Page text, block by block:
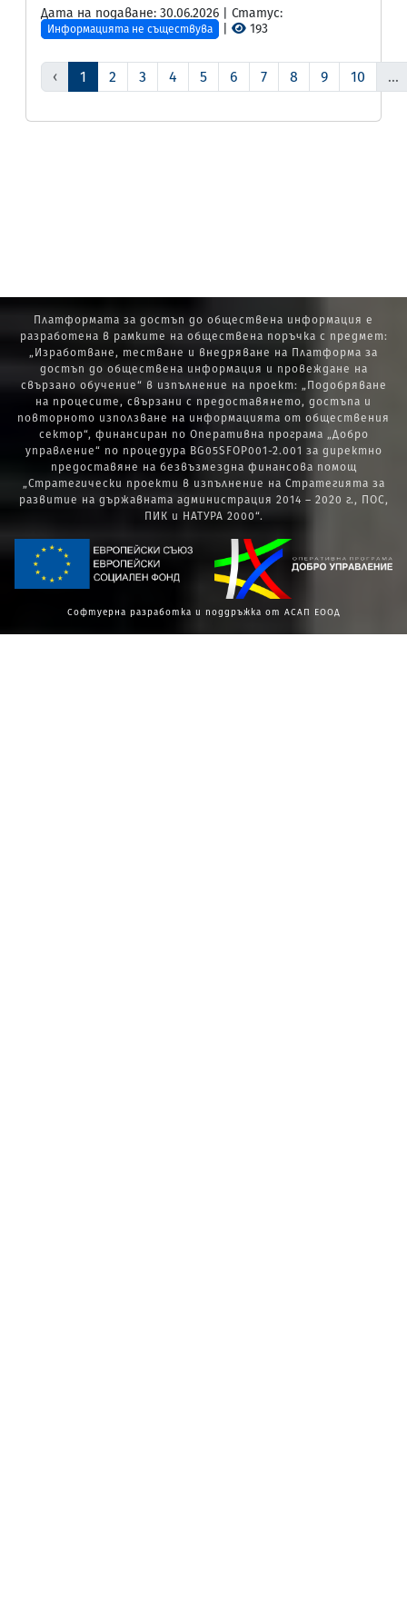
Дата на подаване: 30.06.2026 | Статус:
Информацията не съществува 193
‹ 1 2 3 4 5 6 7 8 9 10 ...
Платформата за достъп до обществена информация е
разработена в рамките на обществена поръчка с предмет:
„Изработване, тестване и внедряване на Платформа за
достъп до обществена информация и провеждане на
свързано обучение“ в изпълнение на проект: „Подобряване
на процесите, свързани с предоставянето, достъпа и
повторното използване на информацията от обществения
сектор“, финансиран по Оперативна програма „Добро
управление“ по процедура BG05SFOP001-2.001 за директно
предоставяне на безвъзмездна финансова помощ
„Стратегически проекти в изпълнение на Стратегията за
развитие на държавната администрация 2014 – 2020 г., ПОС,
ПИК и НАТУРА 2000“.
Софтуерна разработка и поддръжка от АСАП ЕООД